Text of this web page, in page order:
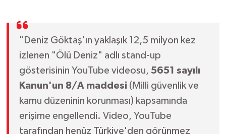
"Deniz Göktaş'ın yaklaşık 12,5 milyon kez
izlenen "Ölü Deniz" adlı stand-up
gösterisinin YouTube videosu, 5651 sayılı
Kanun'un 8/A maddesi(Milli güvenlik ve
kamu düzeninin korunması) kapsamında
erişime engellendi. Video, YouTube
tarafından henüz Türkiye'den görünmez